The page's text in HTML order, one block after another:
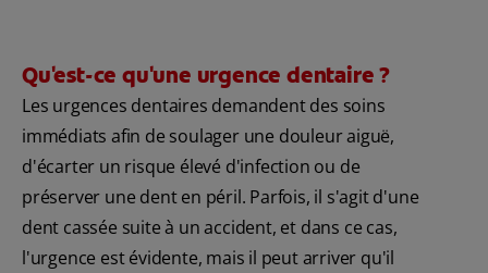
Qu'est-ce qu'une urgence dentaire ?
Les urgences dentaires demandent des soins
immédiats afin de soulager une douleur aiguë,
d'écarter un risque élevé d'infection ou de
préserver une dent en péril. Parfois, il s'agit d'une
dent cassée suite à un accident, et dans ce cas,
l'urgence est évidente, mais il peut arriver qu'il